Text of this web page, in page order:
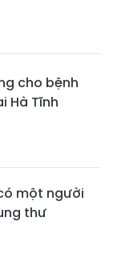
cho bệnh
Hà Tĩnh
một người
thư